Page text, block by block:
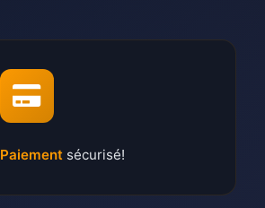
Paiement sécurisé!